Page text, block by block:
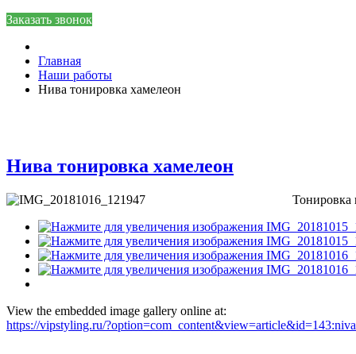
Заказать звонок
Главная
Наши работы
Нива тонировка хамелеон
Нива тонировка хамелеон
Тонировка
View the embedded image gallery online at:
https://vipstyling.ru/